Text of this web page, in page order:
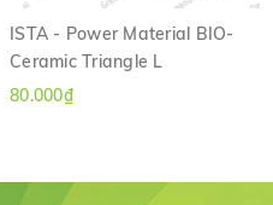
ISTA - Power Material BIO-
Ceramic Triangle L
80.000₫